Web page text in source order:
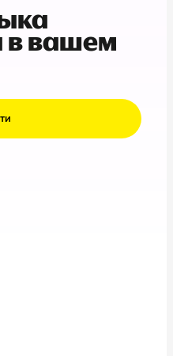
в вашем